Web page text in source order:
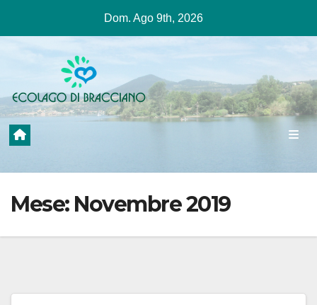
contenuto
Dom. Ago 9th, 2026
Mese: Novembre 2019